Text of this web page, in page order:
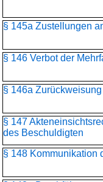
§ 145a Zustellungen
§ 146 Verbot der
§ 146a
§ 147
des Beschuldigten
§ 148 Kommunikation